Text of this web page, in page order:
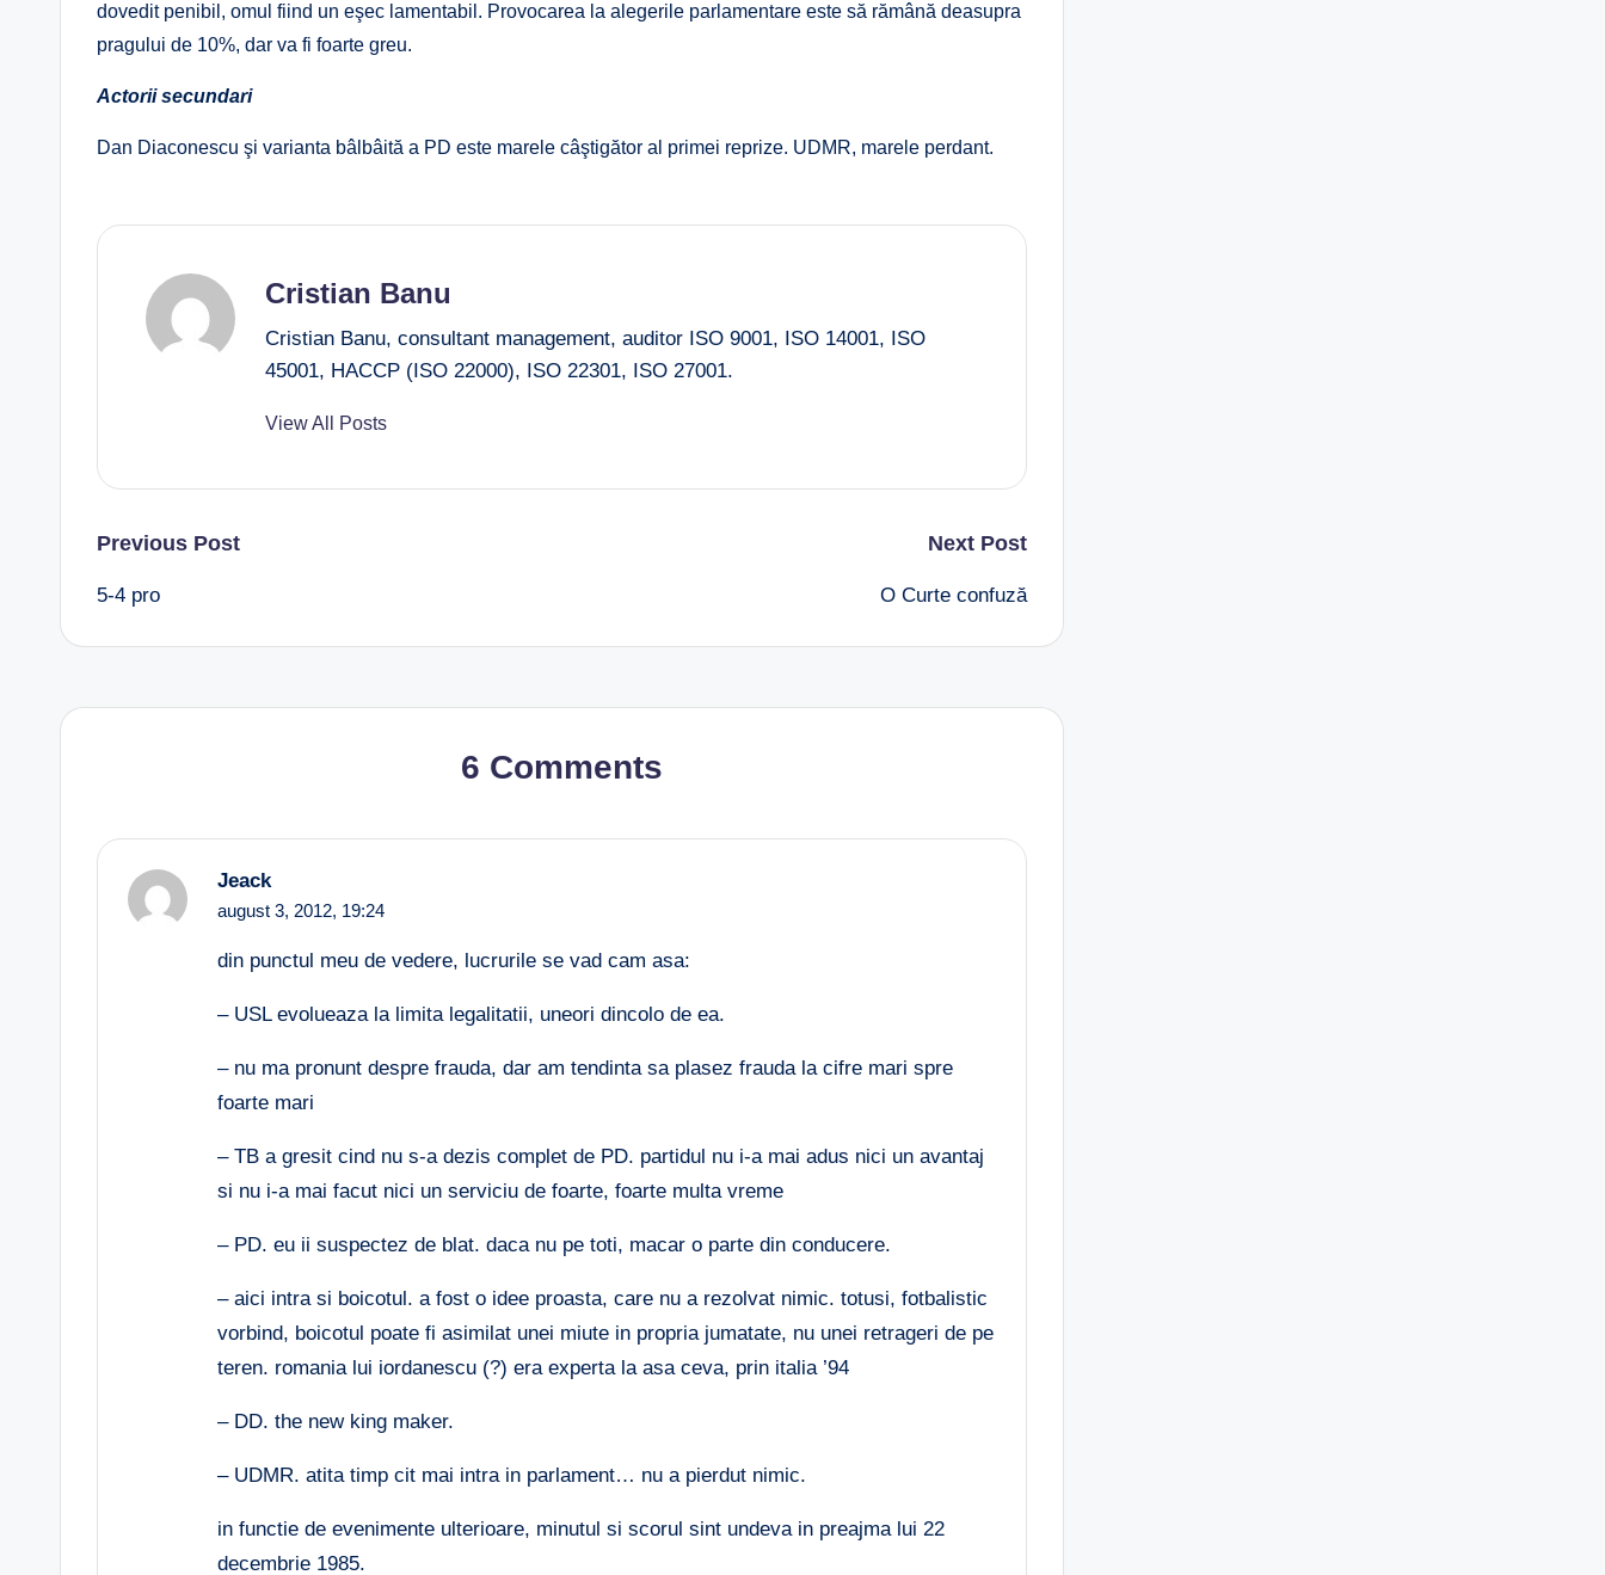
dovedit penibil, omul fiind un eşec lamentabil. Provocarea la alegerile parlamentare este să rămână deasupra
pragului de 10%, dar va fi foarte greu.
Actorii secundari
Dan Diaconescu şi varianta bâlbâită a PD este marele câştigător al primei reprize. UDMR, marele perdant.
Cristian Banu
Cristian Banu, consultant management, auditor ISO 9001, ISO 14001, ISO
45001, HACCP (ISO 22000), ISO 22301, ISO 27001.
View All Posts
Post
navigation
Previous Post
5-4 pro
Next Post
O Curte confuză
6 Comments
Jeack
august 3, 2012, 19:24
din punctul meu de vedere, lucrurile se vad cam asa:
– USL evolueaza la limita legalitatii, uneori dincolo de ea.
– nu ma pronunt despre frauda, dar am tendinta sa plasez frauda la cifre mari spre
foarte mari
– TB a gresit cind nu s-a dezis complet de PD. partidul nu i-a mai adus nici un avantaj
si nu i-a mai facut nici un serviciu de foarte, foarte multa vreme
– PD. eu ii suspectez de blat. daca nu pe toti, macar o parte din conducere.
– aici intra si boicotul. a fost o idee proasta, care nu a rezolvat nimic. totusi, fotbalistic
vorbind, boicotul poate fi asimilat unei miute in propria jumatate, nu unei retrageri de pe
teren. romania lui iordanescu (?) era experta la asa ceva, prin italia ’94
– DD. the new king maker.
– UDMR. atita timp cit mai intra in parlament… nu a pierdut nimic.
in functie de evenimente ulterioare, minutul si scorul sint undeva in preajma lui 22
decembrie 1985.